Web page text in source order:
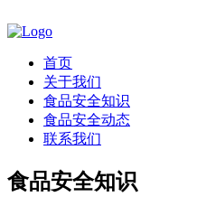
首页
关于我们
食品安全知识
食品安全动态
联系我们
食品安全知识